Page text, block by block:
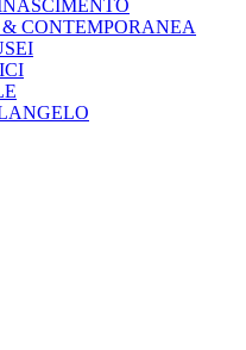
& CONTEMPORANEA